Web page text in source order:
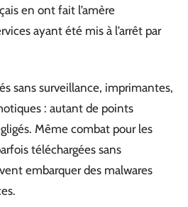
en ont fait l’amère
ayant été mis à l’arrêt par
sans surveillance, imprimantes,
: autant de points
Même combat pour les
téléchargées sans
embarquer des malwares